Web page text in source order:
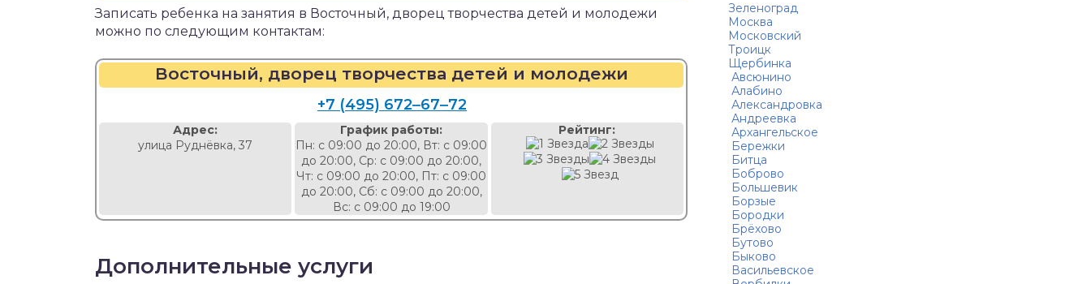
Записать ребенка на занятия в Восточный, дворец творчества детей и молодежи
можно по следующим контактам:
Восточный, дворец творчества детей и молодежи
+7 (495) 672‒67‒72
Адрес:
улица Руднёвка, 37
График работы:
Пн: с 09:00 до 20:00, Вт: с 09:00
до 20:00, Ср: с 09:00 до 20:00,
Чт: с 09:00 до 20:00, Пт: с 09:00
до 20:00, Сб: с 09:00 до 20:00,
Вс: с 09:00 до 19:00
Рейтинг:
Дополнительные услуги
Зеленоград
Москва
Московский
Троицк
Щербинка
Авсюнино
Алабино
Александровка
Андреевка
Архангельское
Бережки
Битца
Боброво
Большевик
Борзые
Бородки
Брёхово
Бутово
Быково
Васильевское